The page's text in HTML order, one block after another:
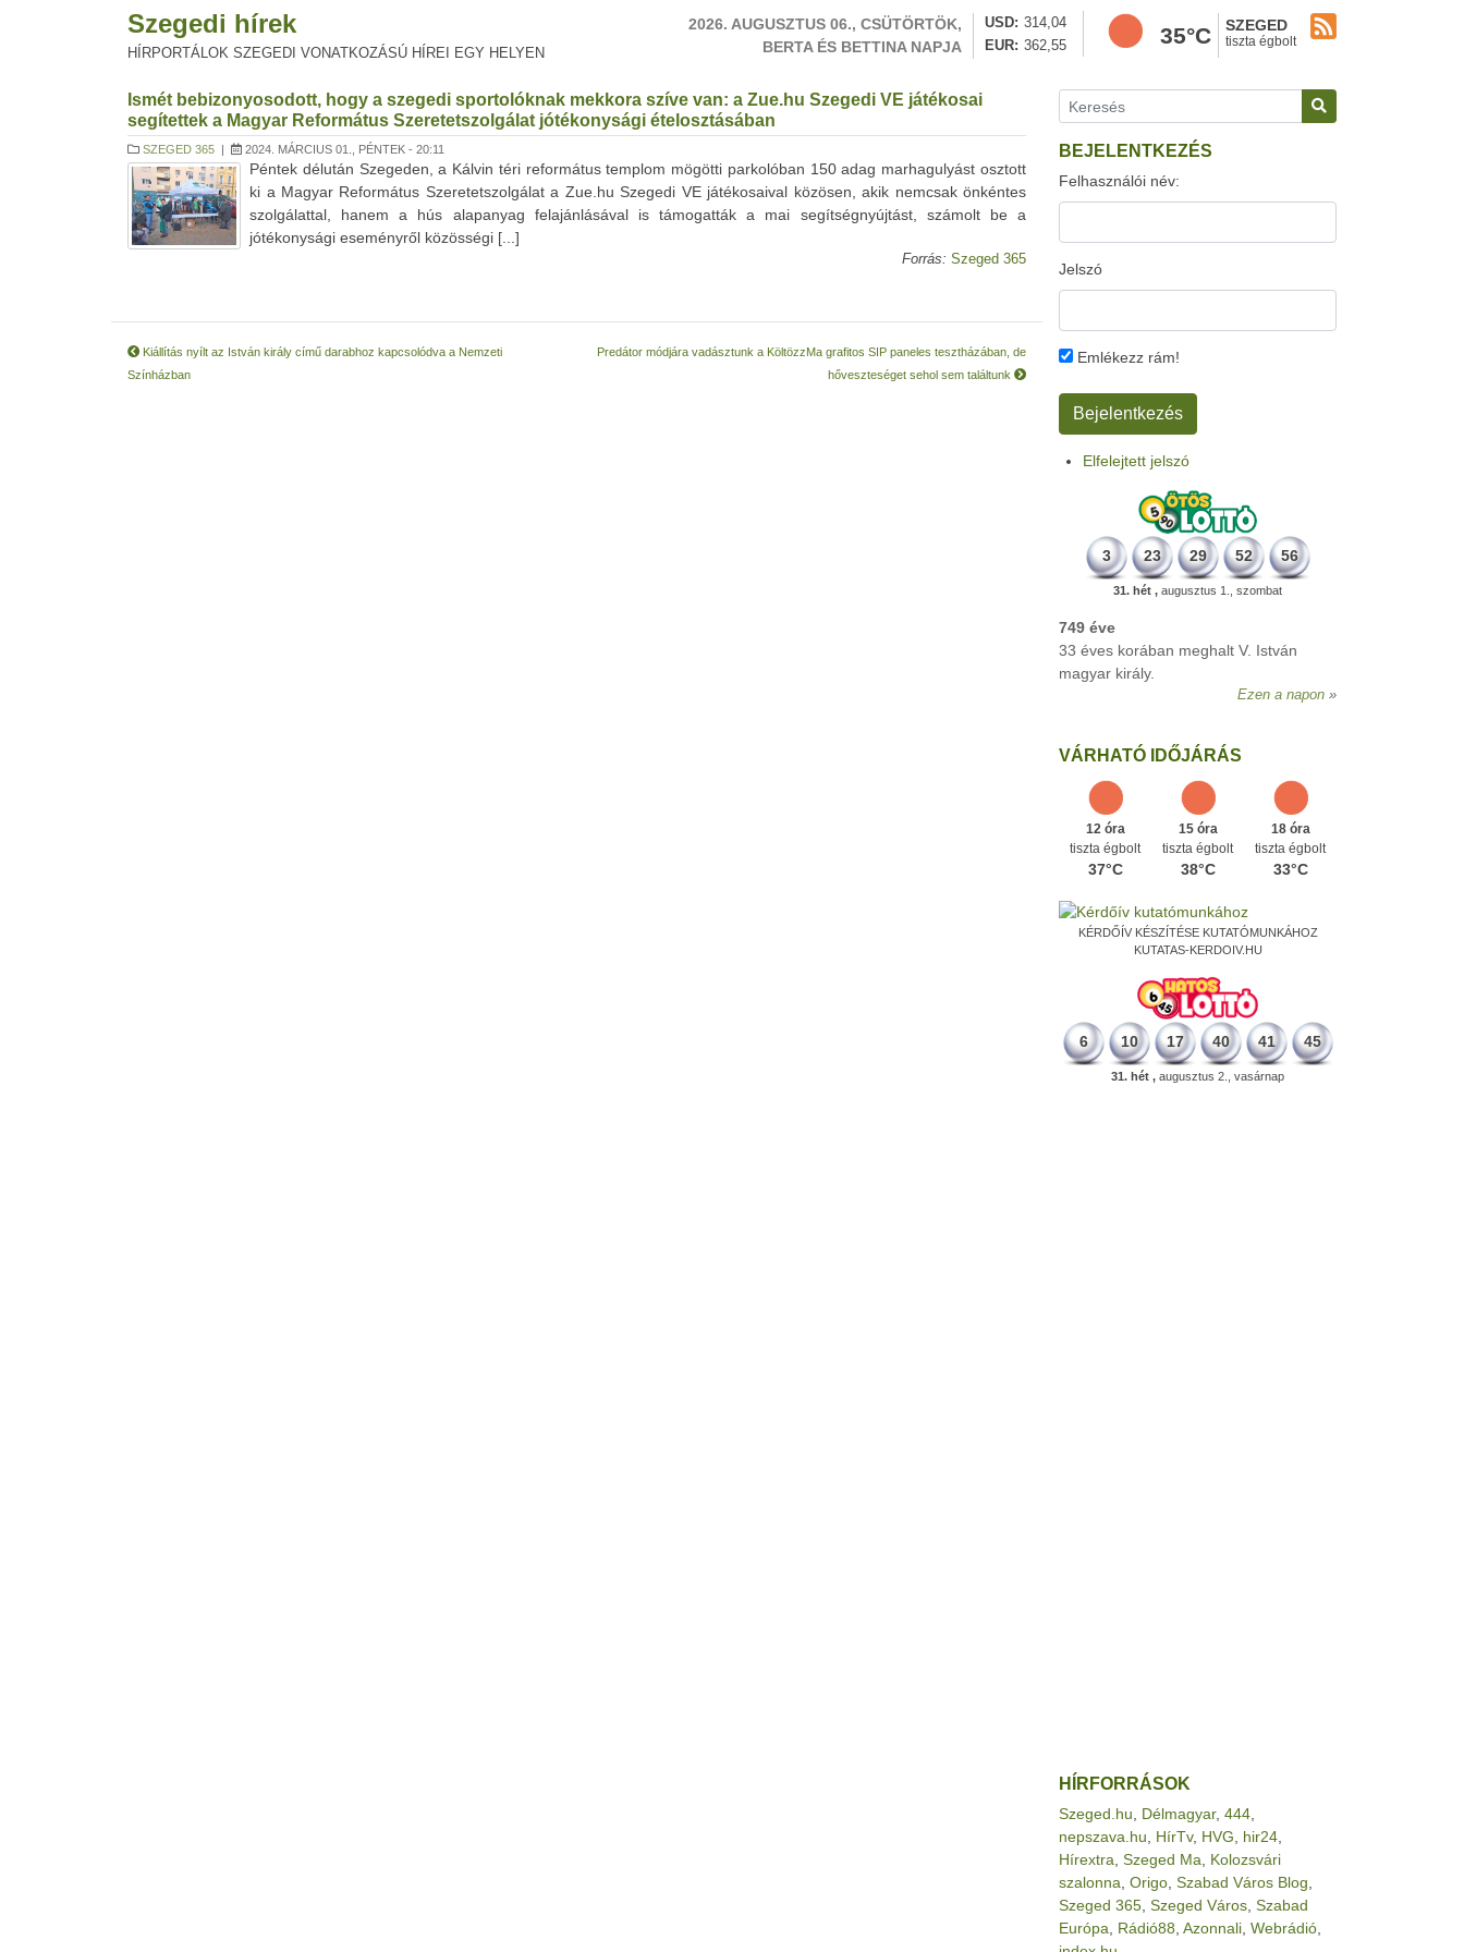
Szegedi hírek
HÍRPORTÁLOK SZEGEDI VONATKOZÁSÚ HÍREI EGY HELYEN
2026. AUGUSZTUS 06., CSÜTÖRTÖK,
BERTA ÉS BETTINA NAPJA
USD
314,04
EUR
362,55 35°C SZEGED
tiszta égbolt
Ismét bebizonyosodott, hogy a szegedi sportolóknak mekkora szíve van: a Zue.hu Szegedi VE játékosai
segítettek a Magyar Református Szeretetszolgálat jótékonysági ételosztásában
SZEGED 365 | 2024. MÁRCIUS 01., PÉNTEK - 20:11
Péntek délután Szegeden, a Kálvin téri református templom mögötti parkolóban 150 adag marhagulyást osztott
ki a Magyar Református Szeretetszolgálat a Zue.hu Szegedi VE játékosaival közösen, akik nemcsak önkéntes
szolgálattal, hanem a hús alapanyag felajánlásával is támogatták a mai segítségnyújtást, számolt be a
jótékonysági eseményről közösségi [...]
Forrás: Szeged 365
Kiállítás nyílt az István király című darabhoz kapcsolódva a Nemzeti
Színházban
Predátor módjára vadásztunk a KöltözzMa grafitos SIP paneles tesztházában, de
hőveszteséget sehol sem találtunk
BEJELENTKEZÉS
Felhasználói név:
Jelszó
Emlékezz rám!
Elfelejtett jelszó
3 23 29 52 56
31. hét , augusztus 1., szombat
VÁRHATÓ IDŐJÁRÁS
12 óra
tiszta égbolt
37°C
15 óra
tiszta égbolt
38°C
18 óra
tiszta égbolt
33°C
KÉRDŐÍV KÉSZÍTÉSE KUTATÓMUNKÁHOZ
KUTATAS-KERDOIV.HU
6 10 17 40 41 45
31. hét , augusztus 2., vasárnap
HÍRFORRÁSOK
Szeged.hu Délmagyar, 444
nepszava.hu
HírTv, HVG hir24
Hírextra Szeged Ma
Kolozsvári
szalonna Origo Szabad Város Blog
Szeged 365 Szeged Város Szabad
Európa
Rádió88 Azonnali Webrádió